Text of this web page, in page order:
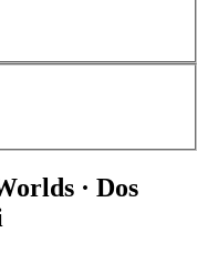
· Dos